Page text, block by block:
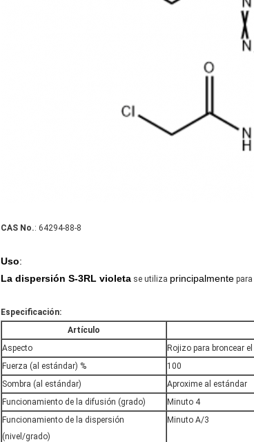
CAS No.: 64294-88-8
Uso:
La dispersión S-3RL violeta se utiliza principalmente
Especificación:
Artículo
Aspecto
Rojizo para broncear
Fuerza (al estándar) %
100
Sombra (al estándar)
Aproxime al estándar
Funcionamiento de la difusión (grado)
Minuto 4
Funcionamiento de la dispersión
(nivel/grado)
Minuto A/3